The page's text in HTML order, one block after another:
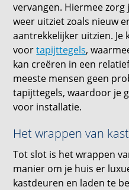
vervangen. Hiermee
weer uitziet zoals nieuw
aantrekkelijker uitzien.
voortapijttegels,
kan creëren in een
meeste mensen geen
tapijttegels, waardoor je
voor installatie.
Het wrappen van
Tot slot is het wrappen
manier om je huis er
kastdeuren en laden te